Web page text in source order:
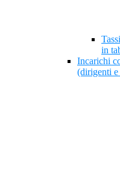
in
Incarichi
(dirigenti